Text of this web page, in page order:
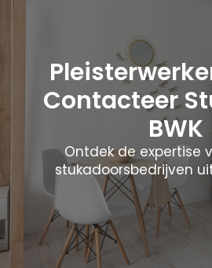
Contacteer
BWK
Ontdek de expertise
stukadoorsbedrijven